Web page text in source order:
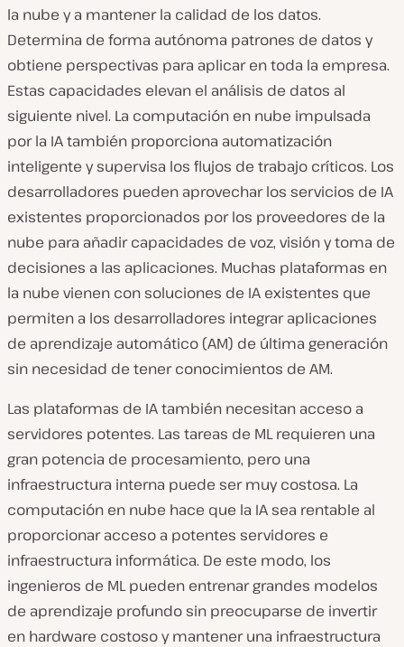
la nube y a mantener la calidad de los datos.
Determina de forma autónoma patrones de datos y
obtiene perspectivas para aplicar en toda la empresa.
Estas capacidades elevan el análisis de datos al
siguiente nivel. La computación en nube impulsada
por la IA también proporciona automatización
inteligente y supervisa los flujos de trabajo críticos. Los
desarrolladores pueden aprovechar los servicios de IA
existentes proporcionados por los proveedores de la
nube para añadir capacidades de voz, visión y toma de
decisiones a las aplicaciones. Muchas plataformas en
la nube vienen con soluciones de IA existentes que
permiten a los desarrolladores integrar aplicaciones
de aprendizaje automático (AM) de última generación
sin necesidad de tener conocimientos de AM.
Las plataformas de IA también necesitan acceso a
servidores potentes. Las tareas de ML requieren una
gran potencia de procesamiento, pero una
infraestructura interna puede ser muy costosa. La
computación en nube hace que la IA sea rentable al
proporcionar acceso a potentes servidores e
infraestructura informática. De este modo, los
ingenieros de ML pueden entrenar grandes modelos
de aprendizaje profundo sin preocuparse de invertir
en hardware costoso y mantener una infraestructura